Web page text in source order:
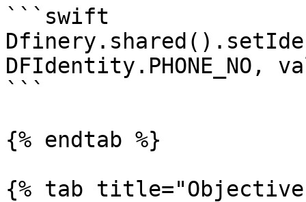
```swift
DFIdentity.PHONE_NO,
```
{% endtab %}
{% tab